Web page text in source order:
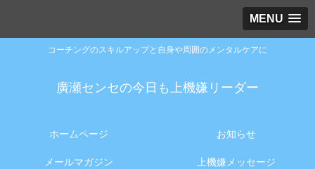
MENU
コーチングのスキルアップと自身や周囲のメンタルケアに
廣瀬センセの今日も上機嫌リーダー
ホームページ お知らせ
メールマガジン 上機嫌メッセージ